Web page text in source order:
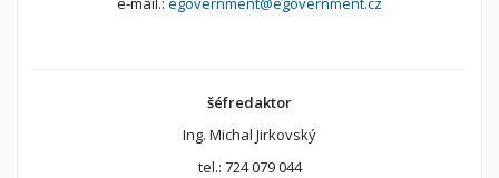
šéfredaktor
Ing. Michal Jirkovský
tel.: 724 079 044